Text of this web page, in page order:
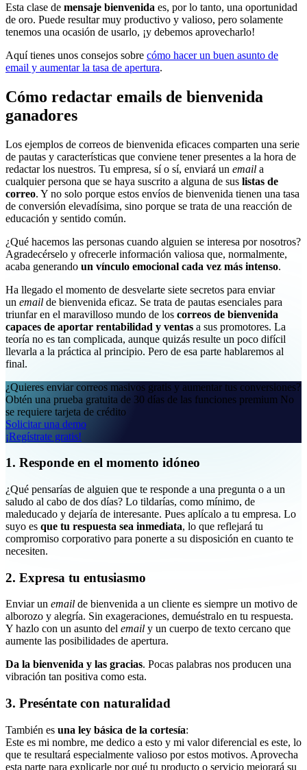
Esta clase de mensaje bienvenida es, por lo tanto, una oportunidad
de oro. Puede resultar muy productivo y valioso, pero solamente
tenemos una ocasión de usarlo, ¡y debemos aprovecharlo!
Aquí tienes unos consejos sobre cómo hacer un buen asunto de
email y aumentar la tasa de apertura.
Cómo redactar emails de bienvenida
ganadores
Los ejemplos de correos de bienvenida eficaces comparten una serie
de pautas y características que conviene tener presentes a la hora de
redactar los nuestros. Tu empresa, sí o sí, enviará un email a
cualquier persona que se haya suscrito a alguna de sus listas de
correo. Y no solo porque estos envíos de bienvenida tienen una tasa
de conversión elevadísima, sino porque se trata de una reacción de
educación y sentido común.
¿Qué hacemos las personas cuando alguien se interesa por nosotros?
Agradecérselo y ofrecerle información valiosa que, normalmente,
acaba generando un vínculo emocional cada vez más intenso.
Ha llegado el momento de desvelarte siete secretos para enviar
un email de bienvenida eficaz. Se trata de pautas esenciales para
triunfar en el maravilloso mundo de los correos de bienvenida
capaces de aportar rentabilidad y ventas a sus promotores. La
teoría no es tan complicada, aunque quizás resulte un poco difícil
llevarla a la práctica al principio. Pero de esa parte hablaremos al
final.
¿Quieres enviar correos masivos gratis y aumentar tus conversiones?
Obtén una prueba gratuita de 30 días de las funciones premium No
se requiere tarjeta de crédito
Solicitar una demo
¡Regístrate gratis!
1. Responde en el momento idóneo
¿Qué pensarías de alguien que te responde a una pregunta o a un
saludo al cabo de dos días? Lo tildarías, como mínimo, de
maleducado y dejaría de interesante. Pues aplícalo a tu empresa. Lo
suyo es que tu respuesta sea inmediata, lo que reflejará tu
compromiso corporativo para ponerte a su disposición en cuanto te
necesiten.
2. Expresa tu entusiasmo
Enviar un email de bienvenida a un cliente es siempre un motivo de
alborozo y alegría. Sin exageraciones, demuéstralo en tu respuesta.
Y hazlo con un asunto del email y un cuerpo de texto cercano que
aumente las posibilidades de apertura.
Da la bienvenida y las gracias. Pocas palabras nos producen una
vibración tan positiva como esta.
3. Preséntate con naturalidad
También es una ley básica de la cortesía:
Este es mi nombre, me dedico a esto y mi valor diferencial es este, lo
que te resultará especialmente valioso por estos motivos. Aprovecha
esta parte para explicarle por qué tu producto o servicio mejorará su